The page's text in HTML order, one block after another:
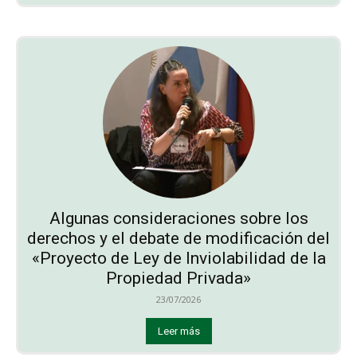
Algunas consideraciones sobre los
derechos y el debate de modificación del
«Proyecto de Ley de Inviolabilidad de la
Propiedad Privada»
23/07/2026
Leer más